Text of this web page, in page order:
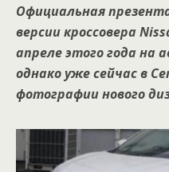
Официальная
версии кроссовера
апреле этого года на
однако уже сейчас в
фотографии нового